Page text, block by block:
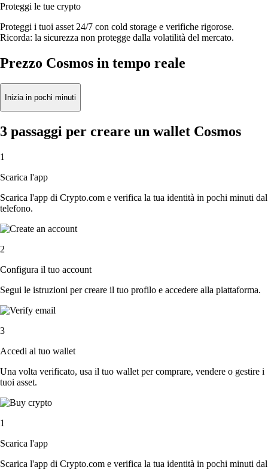
Proteggi le tue crypto
Proteggi i tuoi asset 24/7 con cold storage e verifiche rigorose.
Ricorda: la sicurezza non protegge dalla volatilità del mercato.
Prezzo Cosmos in tempo reale
Inizia in pochi minuti
3 passaggi per creare un wallet Cosmos
1
Scarica l'app
Scarica l'app di Crypto.com e verifica la tua identità in pochi minuti dal
telefono.
2
Configura il tuo account
Segui le istruzioni per creare il tuo profilo e accedere alla piattaforma.
3
Accedi al tuo wallet
Una volta verificato, usa il tuo wallet per comprare, vendere o gestire i
tuoi asset.
1
Scarica l'app
Scarica l'app di Crypto.com e verifica la tua identità in pochi minuti dal